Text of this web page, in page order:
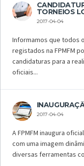
TORNEIOS
2017-04-04
Informamos que todos
registados na FPMFM
candidaturas para a
oficiais...
2017-04-04
A FPMFM inaugura
com uma imagem
diversas ferramentas